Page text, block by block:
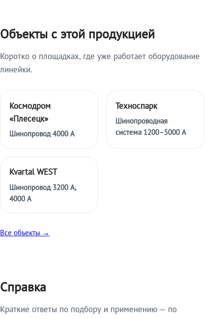
Объекты с этой продукцией
Коротко о площадках, где уже работает оборудование
линейки.
Космодром
«Плесецк»
Шинопровод 4000 А
Техноспарк
Шинопроводная
система 1200–5000 А
Kvartal WEST
Шинопровод 3200 А,
4000 А
Все объекты →
Справка
Краткие ответы по подбору и применению — по